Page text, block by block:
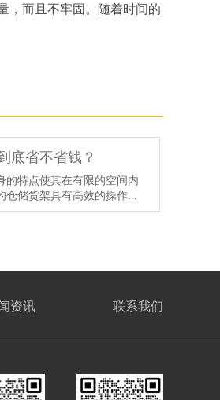
而且不牢固。随着时间的
底省不省钱？
的特点使其在有限的空间内
仓储货架具有高效的操作优
其他传统货架所没有的特
他货架形式相比，穿梭货架
这种成本优势是显而易见
资讯 联系我们